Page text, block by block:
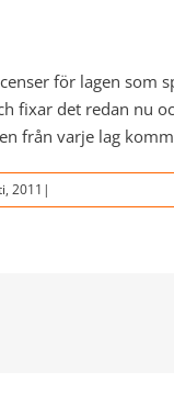
för lagen som
fixar det redan nu
från varje lag
2011 |